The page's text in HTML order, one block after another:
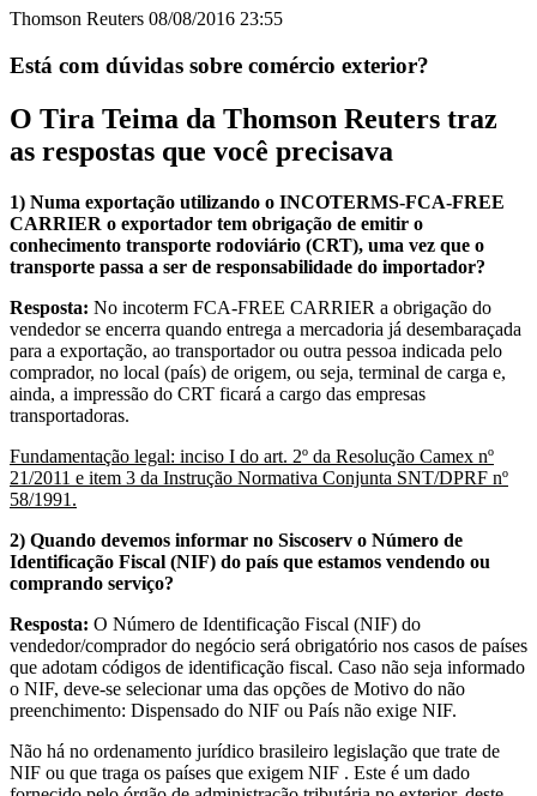
Thomson Reuters 08/08/2016 23:55
Está com dúvidas sobre comércio exterior?
O Tira Teima da Thomson Reuters traz
as respostas que você precisava
1) Numa exportação utilizando o INCOTERMS-FCA-FREE
CARRIER o exportador tem obrigação de emitir o
conhecimento transporte rodoviário (CRT), uma vez que o
transporte passa a ser de responsabilidade do importador?
Resposta: No incoterm FCA-FREE CARRIER a obrigação do
vendedor se encerra quando entrega a mercadoria já desembaraçada
para a exportação, ao transportador ou outra pessoa indicada pelo
comprador, no local (país) de origem, ou seja, terminal de carga e,
ainda, a impressão do CRT ficará a cargo das empresas
transportadoras.
Fundamentação legal: inciso I do art. 2º da Resolução Camex nº
21/2011 e item 3 da Instrução Normativa Conjunta SNT/DPRF nº
58/1991.
2) Quando devemos informar no Siscoserv o Número de
Identificação Fiscal (NIF) do país que estamos vendendo ou
comprando serviço?
Resposta: O Número de Identificação Fiscal (NIF) do
vendedor/comprador do negócio será obrigatório nos casos de países
que adotam códigos de identificação fiscal. Caso não seja informado
o NIF, deve-se selecionar uma das opções de Motivo do não
preenchimento: Dispensado do NIF ou País não exige NIF.
Não há no ordenamento jurídico brasileiro legislação que trate de
NIF ou que traga os países que exigem NIF . Este é um dado